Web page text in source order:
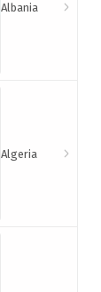
Albania
Algeria